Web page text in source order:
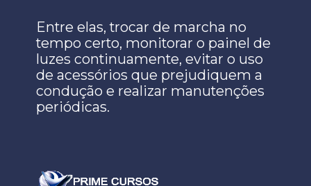
Entre elas, trocar de marcha no
tempo certo, monitorar o painel de
luzes continuamente, evitar o uso
de acessórios que prejudiquem a
condução e realizar manutenções
periódicas.